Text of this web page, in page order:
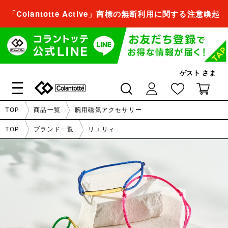
「Colantotte Active」商標の無断利用に関する注意喚起
ゲスト さま
会員登録すれば、
商品をお気に入り登録できるようになります。
会員登録／ログイン
閉じる
会員登録すれば、
商品をお気に入り登録できるようになります。
閉じる
TOP 商品一覧 腕用磁気アクセサリー
TOP ブランド一覧 リエリィ